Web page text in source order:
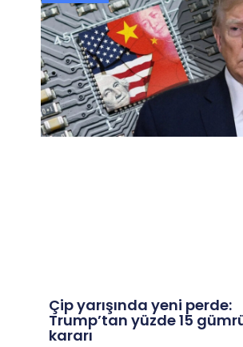
Çip yarışında yeni perde:
Trump’tan yüzde 15
kararı